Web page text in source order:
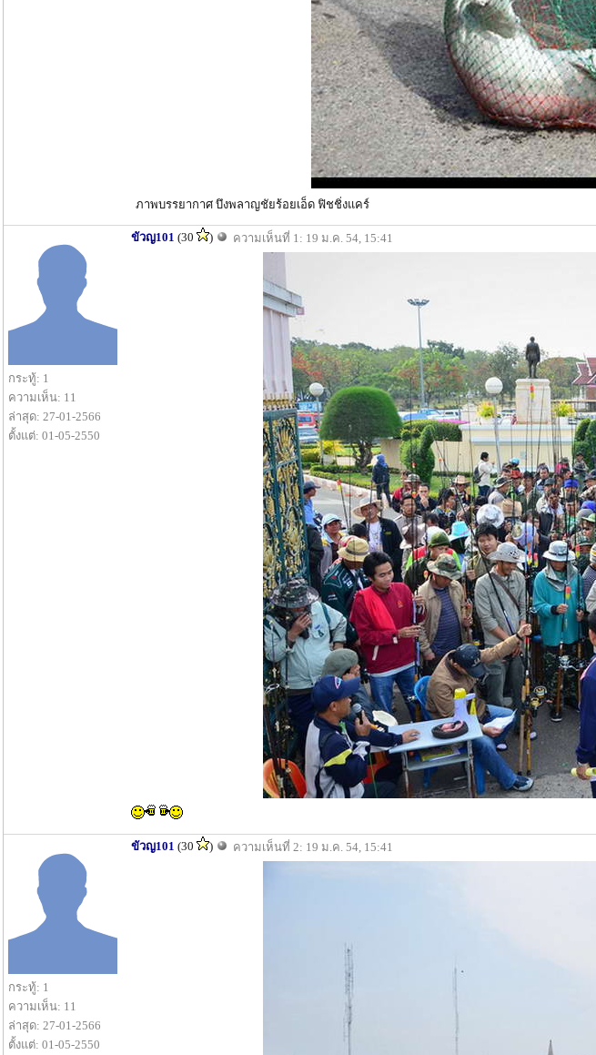
ภาพบรรยากาศ บึงพลาญชัยร้อยเอ็ด ฟิชชิ่งแคร์
กระทู้: 1
ความเห็น: 11
ล่าสุด: 27-01-2566
ตั้งแต่: 01-05-2550
ขัวญ101 (30 ) ความเห็นที่ 1: 19 ม.ค. 54, 15:41
กระทู้: 1
ความเห็น: 11
ล่าสุด: 27-01-2566
ตั้งแต่: 01-05-2550
ขัวญ101 (30 ) ความเห็นที่ 2: 19 ม.ค. 54, 15:41